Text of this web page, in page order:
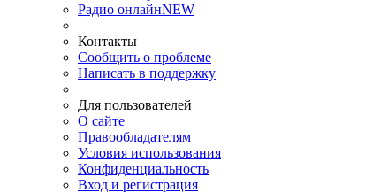
Радио онлайнNEW
Контакты
Сообщить о проблеме
Написать в поддержку
Для пользователей
О сайте
Правообладателям
Условия использования
Конфиденциальность
Вход и регистрация